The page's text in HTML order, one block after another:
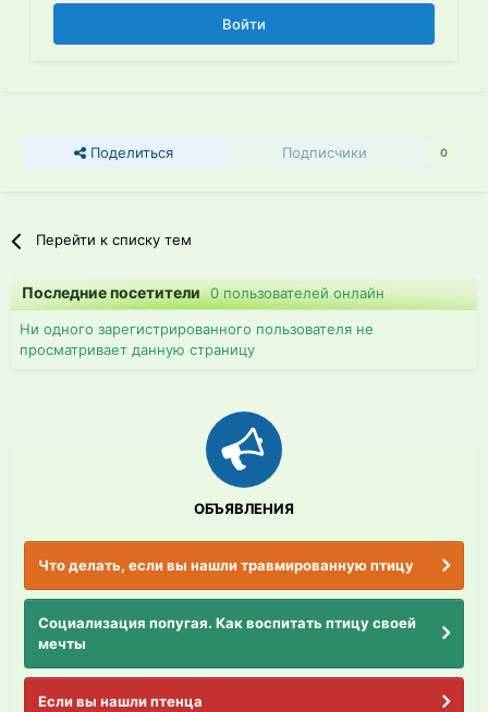
Войти
Поделиться Подписчики 0
Перейти к списку тем
Последние посетители0 пользователей онлайн
Ни одного зарегистрированного пользователя не
просматривает данную страницу
ОБЪЯВЛЕНИЯ
Что делать, если вы нашли травмированную птицу
Социализация попугая. Как воспитать птицу своей
мечты
Если вы нашли птенца